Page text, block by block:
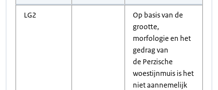
LG2
Op basis van de
grootte,
morfologie en het
gedrag van
de Perzische
woestijnmuis is het
niet aannemelijk